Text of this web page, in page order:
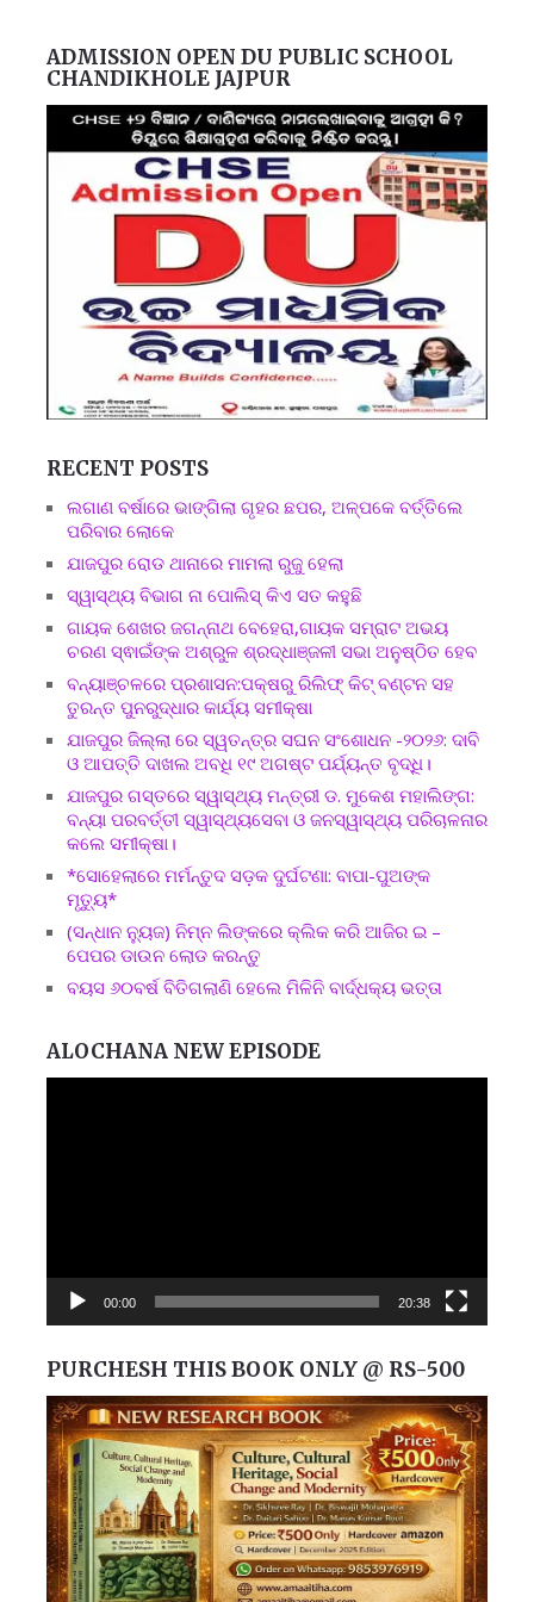
ADMISSION OPEN DU PUBLIC SCHOOL
CHANDIKHOLE JAJPUR
RECENT POSTS
ଲଗାଣ ବର୍ଷାରେ ଭାଙ୍ଗିଲା ଗୃହର ଛପର, ଅଳ୍ପକେ ବର୍ତ୍ତିଲେ
ପରିବାର ଲୋକେ
ଯାଜପୁର ରୋଡ ଥାନାରେ ମାମଲା ରୁଜୁ ହେଲା
ସ୍ୱାସ୍ଥ୍ୟ ବିଭାଗ ନା ପୋଲିସ୍ କିଏ ସତ କହୁଛି
ଗାୟକ ଶେଖର ଜଗନ୍ନାଥ ବେହେରା,ଗାୟକ ସମ୍ରାଟ ଅଭୟ
ଚରଣ ସ୍ଵାଇଁଙ୍କ ଅଶ୍ରୁଳ ଶ୍ରଦ୍ଧାଞ୍ଜଳୀ ସଭା ଅନୁଷ୍ଠିତ ହେବ
ବନ୍ୟାଞ୍ଚଳରେ ପ୍ରଶାସନ:ପକ୍ଷରୁ ରିଲିଫ୍ କିଟ୍ ବଣ୍ଟନ ସହ
ତୁରନ୍ତ ପୁନରୁଦ୍ଧାର କାର୍ଯ୍ୟ ସମୀକ୍ଷା
ଯାଜପୁର ଜିଲ୍ଲା ରେ ସ୍ୱତନ୍ତ୍ର ସଘନ ସଂଶୋଧନ -୨୦୨୬: ଦାବି
ଓ ଆପତ୍ତି ଦାଖଲ ଅବଧି ୧୯ ଅଗଷ୍ଟ ପର୍ଯ୍ୟନ୍ତ ବୃଦ୍ଧି।
ଯାଜପୁର ଗସ୍ତରେ ସ୍ୱାସ୍ଥ୍ୟ ମନ୍ତ୍ରୀ ଡ. ମୁକେଶ ମହାଲିଙ୍ଗ:
ବନ୍ୟା ପରବର୍ତ୍ତୀ ସ୍ୱାସ୍ଥ୍ୟସେବା ଓ ଜନସ୍ୱାସ୍ଥ୍ୟ ପରିଚାଳନାର
କଲେ ସମୀକ୍ଷା।
*ସୋହେଲାରେ ମର୍ମନ୍ତୁଦ ସଡ଼କ ଦୁର୍ଘଟଣା: ବାପା-ପୁଅଙ୍କ
ମୃତ୍ୟୁ*
(ସନ୍ଧାନ ନ୍ୟୁଜ) ନିମ୍ନ ଲିଙ୍କରେ କ୍ଲିକ କରି ଆଜିର ଇ –
ପେପର ଡାଉନ ଲୋଡ କରନ୍ତୁ
ବୟସ ୬୦ବର୍ଷ ବିତିଗଲାଣି ହେଲେ ମିଳିନି ବାର୍ଦ୍ଧକ୍ୟ ଭତ୍ତା
ALOCHANA NEW EPISODE
00:00 20:38
PURCHESH THIS BOOK ONLY @ RS-500